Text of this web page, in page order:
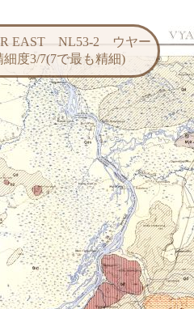
EAST NL53-2 ウヤー
度3/7(7で最も精細)